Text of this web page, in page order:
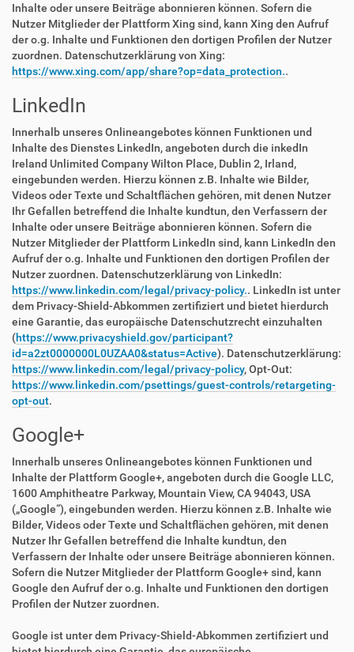
Inhalte oder unsere Beiträge abonnieren können. Sofern die
Nutzer Mitglieder der Plattform Xing sind, kann Xing den Aufruf
der o.g. Inhalte und Funktionen den dortigen Profilen der Nutzer
zuordnen. Datenschutzerklärung von Xing:
https://www.xing.com/app/share?op=data_protection..
LinkedIn
Innerhalb unseres Onlineangebotes können Funktionen und
Inhalte des Dienstes LinkedIn, angeboten durch die inkedIn
Ireland Unlimited Company Wilton Place, Dublin 2, Irland,
eingebunden werden. Hierzu können z.B. Inhalte wie Bilder,
Videos oder Texte und Schaltflächen gehören, mit denen Nutzer
Ihr Gefallen betreffend die Inhalte kundtun, den Verfassern der
Inhalte oder unsere Beiträge abonnieren können. Sofern die
Nutzer Mitglieder der Plattform LinkedIn sind, kann LinkedIn den
Aufruf der o.g. Inhalte und Funktionen den dortigen Profilen der
Nutzer zuordnen. Datenschutzerklärung von LinkedIn:
https://www.linkedin.com/legal/privacy-policy.. LinkedIn ist unter
dem Privacy-Shield-Abkommen zertifiziert und bietet hierdurch
eine Garantie, das europäische Datenschutzrecht einzuhalten
(https://www.privacyshield.gov/participant?
id=a2zt0000000L0UZAA0&status=Active). Datenschutzerklärung:
https://www.linkedin.com/legal/privacy-policy, Opt-Out:
https://www.linkedin.com/psettings/guest-controls/retargeting-
opt-out.
Google+
Innerhalb unseres Onlineangebotes können Funktionen und
Inhalte der Plattform Google+, angeboten durch die Google LLC,
1600 Amphitheatre Parkway, Mountain View, CA 94043, USA
(„Google“), eingebunden werden. Hierzu können z.B. Inhalte wie
Bilder, Videos oder Texte und Schaltflächen gehören, mit denen
Nutzer Ihr Gefallen betreffend die Inhalte kundtun, den
Verfassern der Inhalte oder unsere Beiträge abonnieren können.
Sofern die Nutzer Mitglieder der Plattform Google+ sind, kann
Google den Aufruf der o.g. Inhalte und Funktionen den dortigen
Profilen der Nutzer zuordnen.
Google ist unter dem Privacy-Shield-Abkommen zertifiziert und